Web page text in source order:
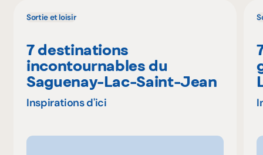
Sortie et loisir
7 destinations
incontournables du
Saguenay-Lac-Saint-Jean
Inspirations d'ici